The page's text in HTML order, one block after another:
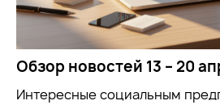
Обзор новостей 13 – 20
Интересные социальным